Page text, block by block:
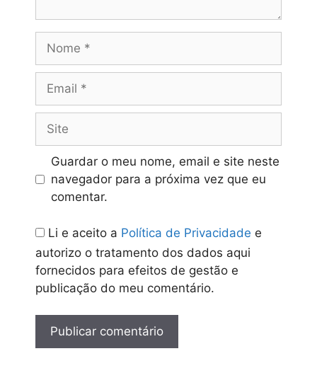
Nome
Email
Site
Guardar o meu nome, email e site neste
navegador para a próxima vez que eu
comentar.
Li e aceito a Política de Privacidade e
autorizo o tratamento dos dados aqui
fornecidos para efeitos de gestão e
publicação do meu comentário.